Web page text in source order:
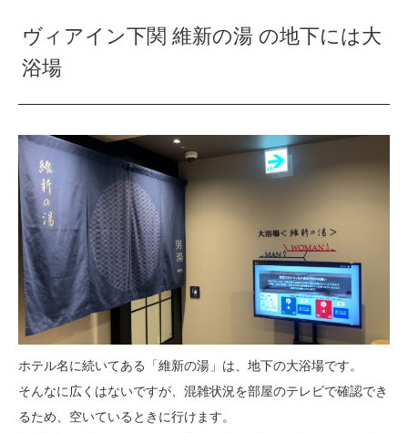
ヴィアイン下関 維新の湯 の地下には大
浴場
ホテル名に続いてある「維新の湯」は、地下の大浴場です。
そんなに広くはないですが、混雑状況を部屋のテレビで確認でき
るため、空いているときに行けます。